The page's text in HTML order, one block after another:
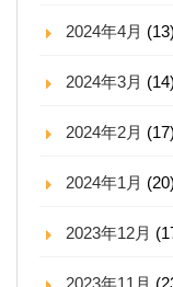
2024年4月 (13)
2024年3月 (14)
2024年2月 (17)
2024年1月 (20)
2023年12月